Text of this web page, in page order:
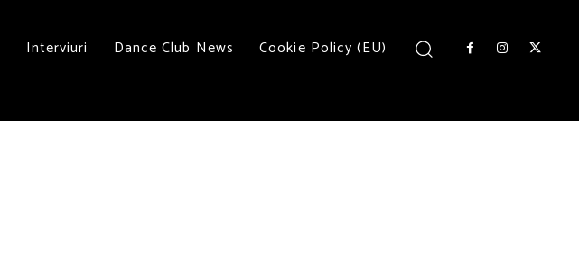
Interviuri Dance Club News Cookie Policy (EU)